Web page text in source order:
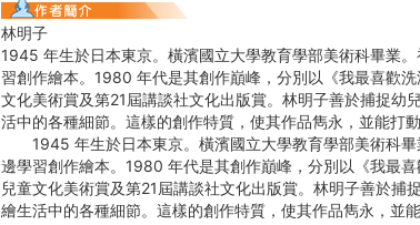
林明子
1945 年生於日本東京。橫濱國立大學教育學部美術科畢業
習創作繪本。1980 年代是其創作巔峰，分別以《我最喜歡
文化美術賞及第21屆講談社文化出版賞。林明子善於捕捉幼
活中的各種細節。這樣的創作特質，使其作品雋永，並能打
1945 年生於日本東京。橫濱國立大學教育學部美術科畢
邊學習創作繪本。1980 年代是其創作巔峰，分別以《我最
兒童文化美術賞及第21屆講談社文化出版賞。林明子善於捕
繪生活中的各種細節。這樣的創作特質，使其作品雋永，並